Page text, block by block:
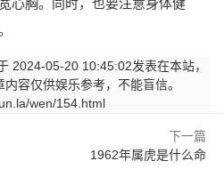
心胸。同时，也要注意身体健
2024-05-20 10:45:02发表在本站，
容仅供娱乐参考，不能盲信。
wen/154.html
下一篇
1962年属虎是什么命